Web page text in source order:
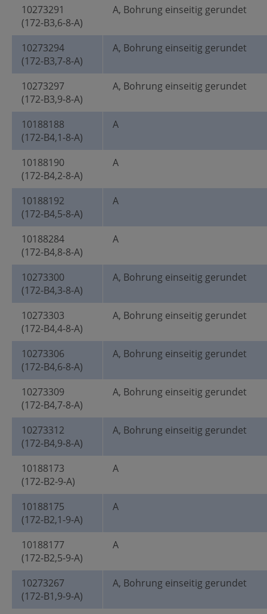
10273291
(172-B3,6-8-A)
A, Bohrung einseitig gerundet
10273294
(172-B3,7-8-A)
A, Bohrung einseitig gerundet
10273297
(172-B3,9-8-A)
A, Bohrung einseitig gerundet
10188188
(172-B4,1-8-A)
A
10188190
(172-B4,2-8-A)
A
10188192
(172-B4,5-8-A)
A
10188284
(172-B4,8-8-A)
A
10273300
(172-B4,3-8-A)
A, Bohrung einseitig gerundet
10273303
(172-B4,4-8-A)
A, Bohrung einseitig gerundet
10273306
(172-B4,6-8-A)
A, Bohrung einseitig gerundet
10273309
(172-B4,7-8-A)
A, Bohrung einseitig gerundet
10273312
(172-B4,9-8-A)
A, Bohrung einseitig gerundet
10188173
(172-B2-9-A)
A
10188175
(172-B2,1-9-A)
A
10188177
(172-B2,5-9-A)
A
10273267
(172-B1,9-9-A)
A, Bohrung einseitig gerundet